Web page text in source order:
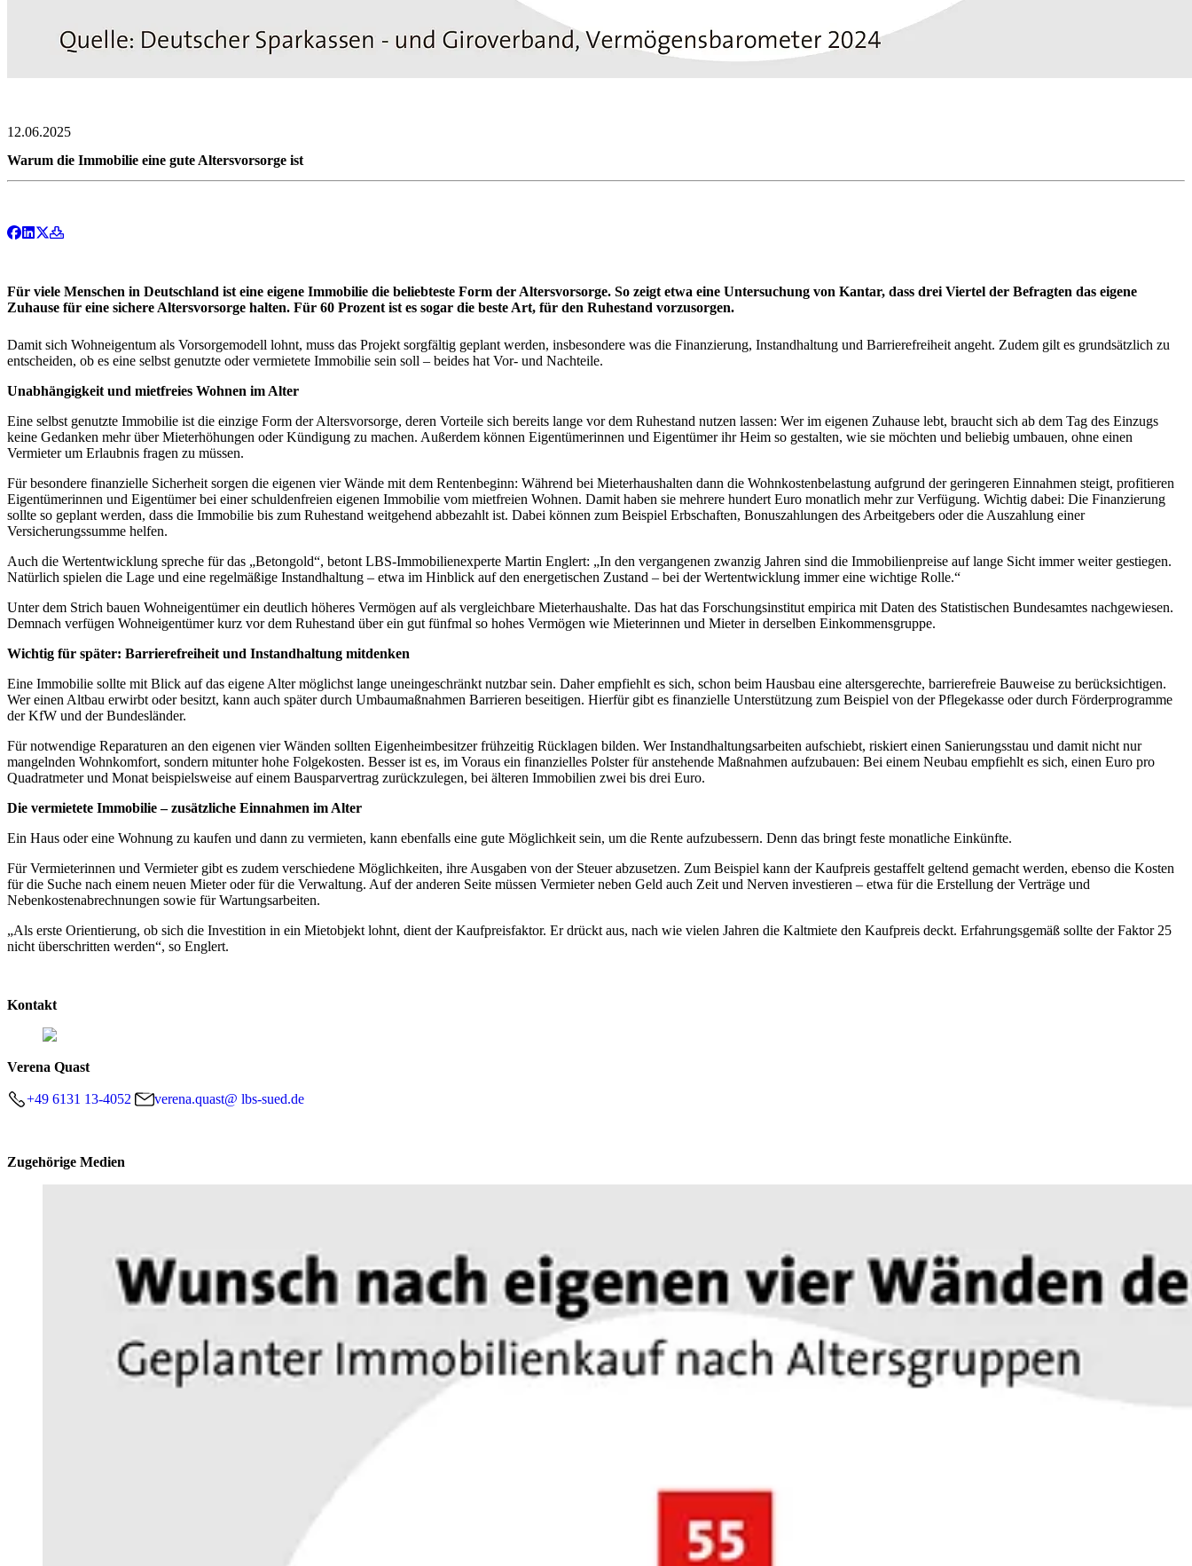
12.06.2025
Warum die Immobilie eine gute Altersvorsorge ist
Für viele Menschen in Deutschland ist eine eigene Immobilie die beliebteste Form der Altersvorsorge. So zeigt etwa eine Untersuchung von Kantar, dass drei Viertel der Befragten das eigene
Zuhause für eine sichere Altersvorsorge halten. Für 60 Prozent ist es sogar die beste Art, für den Ruhestand vorzusorgen.
Damit sich Wohneigentum als Vorsorgemodell lohnt, muss das Projekt sorgfältig geplant werden, insbesondere was die Finanzierung, Instandhaltung und Barrierefreiheit angeht. Zudem gilt es grundsätzlich zu
entscheiden, ob es eine selbst genutzte oder vermietete Immobilie sein soll – beides hat Vor- und Nachteile.
Unabhängigkeit und mietfreies Wohnen im Alter
Eine selbst genutzte Immobilie ist die einzige Form der Altersvorsorge, deren Vorteile sich bereits lange vor dem Ruhestand nutzen lassen: Wer im eigenen Zuhause lebt, braucht sich ab dem Tag des Einzugs
keine Gedanken mehr über Mieterhöhungen oder Kündigung zu machen. Außerdem können Eigentümerinnen und Eigentümer ihr Heim so gestalten, wie sie möchten und beliebig umbauen, ohne einen
Vermieter um Erlaubnis fragen zu müssen.
Für besondere finanzielle Sicherheit sorgen die eigenen vier Wände mit dem Rentenbeginn: Während bei Mieterhaushalten dann die Wohnkostenbelastung aufgrund der geringeren Einnahmen steigt, profitieren
Eigentümerinnen und Eigentümer bei einer schuldenfreien eigenen Immobilie vom mietfreien Wohnen. Damit haben sie mehrere hundert Euro monatlich mehr zur Verfügung. Wichtig dabei: Die Finanzierung
sollte so geplant werden, dass die Immobilie bis zum Ruhestand weitgehend abbezahlt ist. Dabei können zum Beispiel Erbschaften, Bonuszahlungen des Arbeitgebers oder die Auszahlung einer
Versicherungssumme helfen.
Auch die Wertentwicklung spreche für das „Betongold“, betont LBS-Immobilienexperte Martin Englert: „In den vergangenen zwanzig Jahren sind die Immobilienpreise auf lange Sicht immer weiter gestiegen.
Natürlich spielen die Lage und eine regelmäßige Instandhaltung – etwa im Hinblick auf den energetischen Zustand – bei der Wertentwicklung immer eine wichtige Rolle.“
Unter dem Strich bauen Wohneigentümer ein deutlich höheres Vermögen auf als vergleichbare Mieterhaushalte. Das hat das Forschungsinstitut empirica mit Daten des Statistischen Bundesamtes nachgewiesen.
Demnach verfügen Wohneigentümer kurz vor dem Ruhestand über ein gut fünfmal so hohes Vermögen wie Mieterinnen und Mieter in derselben Einkommensgruppe.
Wichtig für später: Barrierefreiheit und Instandhaltung mitdenken
Eine Immobilie sollte mit Blick auf das eigene Alter möglichst lange uneingeschränkt nutzbar sein. Daher empfiehlt es sich, schon beim Hausbau eine altersgerechte, barrierefreie Bauweise zu berücksichtigen.
Wer einen Altbau erwirbt oder besitzt, kann auch später durch Umbaumaßnahmen Barrieren beseitigen. Hierfür gibt es finanzielle Unterstützung zum Beispiel von der Pflegekasse oder durch Förderprogramme
der KfW und der Bundesländer.
Für notwendige Reparaturen an den eigenen vier Wänden sollten Eigenheimbesitzer frühzeitig Rücklagen bilden. Wer Instandhaltungsarbeiten aufschiebt, riskiert einen Sanierungsstau und damit nicht nur
mangelnden Wohnkomfort, sondern mitunter hohe Folgekosten. Besser ist es, im Voraus ein finanzielles Polster für anstehende Maßnahmen aufzubauen: Bei einem Neubau empfiehlt es sich, einen Euro pro
Quadratmeter und Monat beispielsweise auf einem Bausparvertrag zurückzulegen, bei älteren Immobilien zwei bis drei Euro.
Die vermietete Immobilie – zusätzliche Einnahmen im Alter
Ein Haus oder eine Wohnung zu kaufen und dann zu vermieten, kann ebenfalls eine gute Möglichkeit sein, um die Rente aufzubessern. Denn das bringt feste monatliche Einkünfte.
Für Vermieterinnen und Vermieter gibt es zudem verschiedene Möglichkeiten, ihre Ausgaben von der Steuer abzusetzen. Zum Beispiel kann der Kaufpreis gestaffelt geltend gemacht werden, ebenso die Kosten
für die Suche nach einem neuen Mieter oder für die Verwaltung. Auf der anderen Seite müssen Vermieter neben Geld auch Zeit und Nerven investieren – etwa für die Erstellung der Verträge und
Nebenkostenabrechnungen sowie für Wartungsarbeiten.
„Als erste Orientierung, ob sich die Investition in ein Mietobjekt lohnt, dient der Kaufpreisfaktor. Er drückt aus, nach wie vielen Jahren die Kaltmiete den Kaufpreis deckt. Erfahrungsgemäß sollte der Faktor 25
nicht überschritten werden“, so Englert.
Kontakt
Verena Quast
+49 6131 13-4052 verena.quast@ lbs-sued.de
Zugehörige Medien